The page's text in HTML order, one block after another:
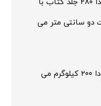
ظرفیت کلی این کتابخانه حدودا ۲۸۰ جلد کتاب با
دو سانتی متر می
ظرفیت وزنی کل کتابخانه حدودا ۲۰۰ کیلوگرم می